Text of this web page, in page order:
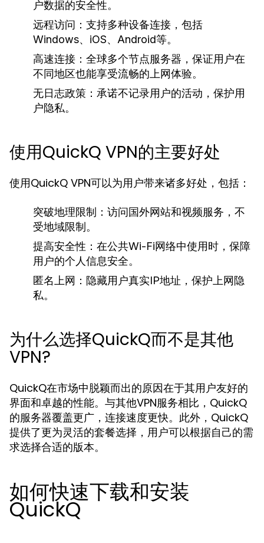
户数据的安全性。
远程访问： 支持多种设备连接，包括
Windows、iOS、Android等。
高速连接： 全球多个节点服务器，保证用户在
不同地区也能享受流畅的上网体验。
无日志政策： 承诺不记录用户的活动，保护用
户隐私。
使用QuickQ VPN的主要好处
使用QuickQ VPN可以为用户带来诸多好处，包括：
突破地理限制： 访问国外网站和视频服务，不
受地域限制。
提高安全性： 在公共Wi-Fi网络中使用时，保障
用户的个人信息安全。
匿名上网： 隐藏用户真实IP地址，保护上网隐
私。
为什么选择QuickQ而不是其他
VPN?
QuickQ在市场中脱颖而出的原因在于其用户友好的
界面和卓越的性能。与其他VPN服务相比，QuickQ
的服务器覆盖更广，连接速度更快。此外，QuickQ
提供了更为灵活的套餐选择，用户可以根据自己的需
求选择合适的版本。
如何快速下载和安装
QuickQ